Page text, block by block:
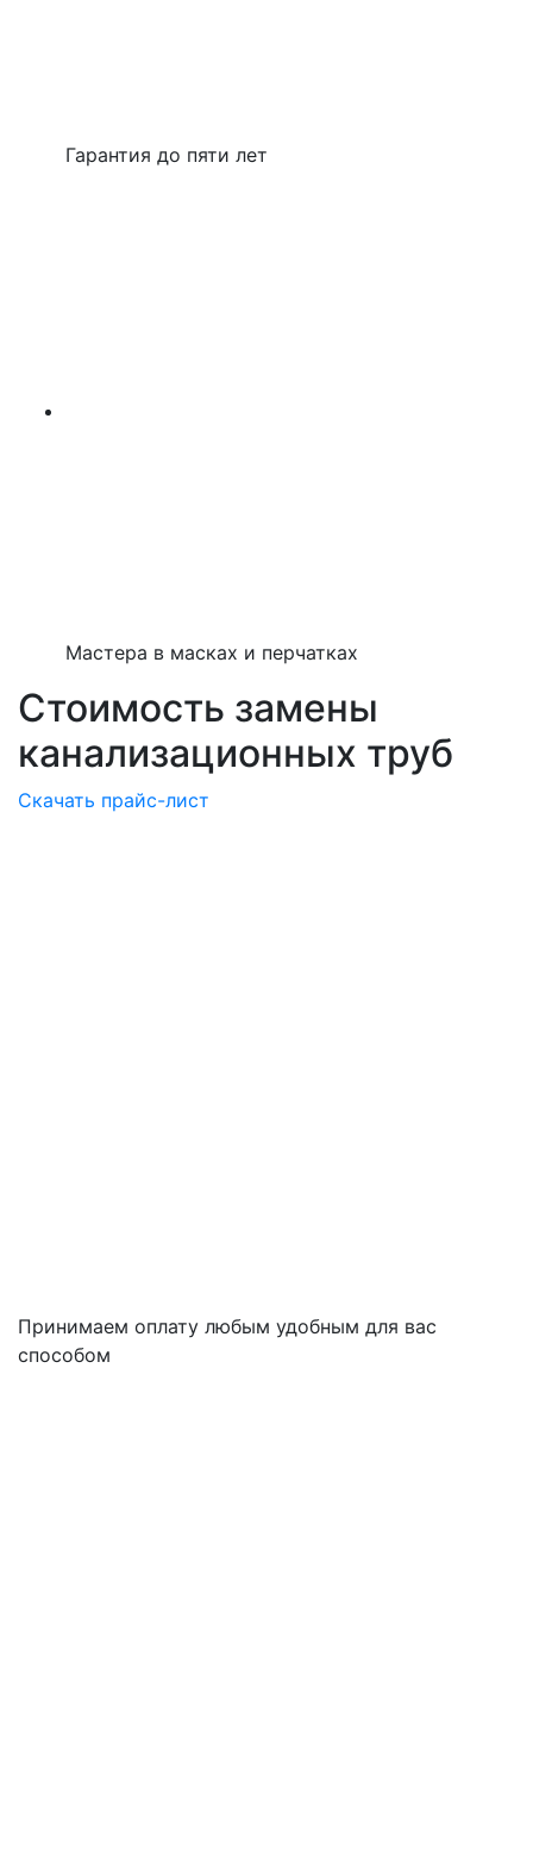
Гарантия до пяти лет
Мастера в масках и перчатках
Стоимость замены
канализационных труб
Скачать прайс-лист
Принимаем оплату любым удобным для вас
способом